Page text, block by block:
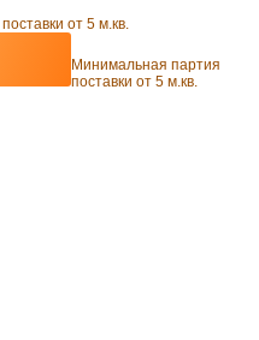
от 5 м.кв.
Минимальная партия
поставки от 5 м.кв.